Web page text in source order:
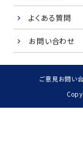
よくある質問
お問い合わせ
ご意見お問い